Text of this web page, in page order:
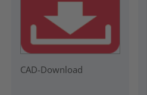
CAD-Download